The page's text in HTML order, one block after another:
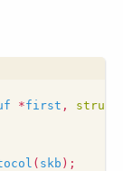
*first ,
struct
( skb );